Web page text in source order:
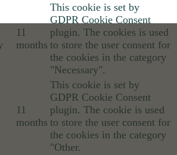
11
months
This cookie is set by
GDPR Cookie Consent
plugin. The cookies is used
to store the user consent for
the cookies in the category
"Necessary".
11
months
This cookie is set by
GDPR Cookie Consent
plugin. The cookie is used
to store the user consent for
the cookies in the category
"Other.